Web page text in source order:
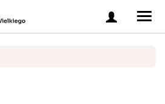
Zaloguj
się